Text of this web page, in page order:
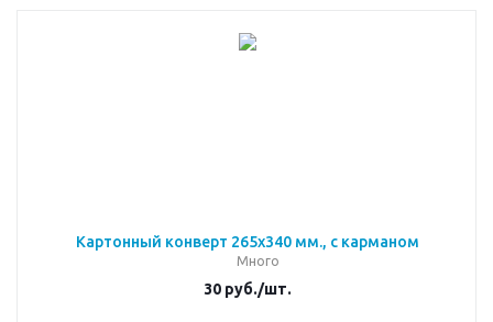
Картонный конверт 265х340 мм., с карманом
Много
30руб./шт.